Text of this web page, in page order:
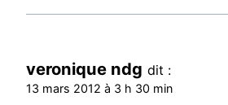
veronique ndg dit :
13 mars 2012 à 3 h 30 min